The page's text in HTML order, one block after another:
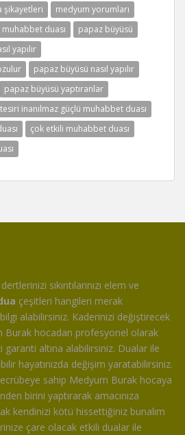
şikayetleri
medyum yorumları
muhabbet duası
papaz büyüsü
yapılır
papaz büyüsü nasıl yapılır
papaz büyüsü yaptıranlar
tesiri inanılmaz güçlü muhabbet duası
çok etkili muhabbet duası
sıkıntılarınızı elem ve
çeşitleri hangileri merak
alabilirsiniz. Kaderinizi değiştirecek
Burak hocadan profesyonel olarak
garanti altına alabilirsiniz. Dualar ile
hayatınızda değişim yaratabilirsiniz.
sahip Medyum Burak hocaya
birini yaptırarak amacınıza
kendinizi kötü hissettiğiniz bunalım
çare olacak etkili dualar ile